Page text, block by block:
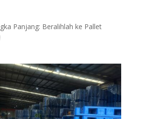
Panjang: Beralihlah ke Pallet